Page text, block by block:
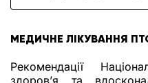
МЕДИЧНЕ ЛІКУВАННЯ
Рекомендації